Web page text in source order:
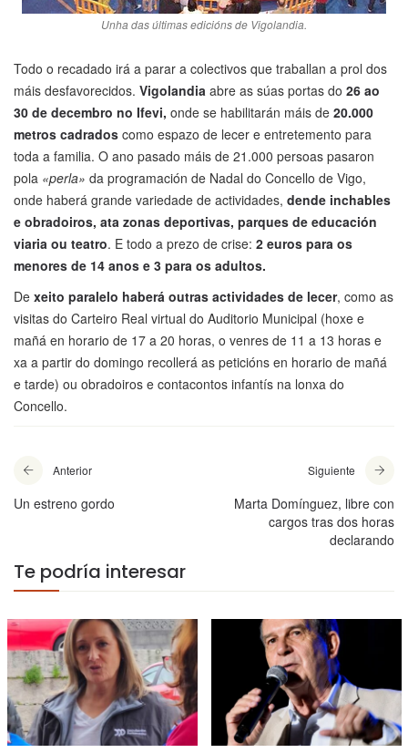
Unha das últimas edicións de Vigolandia.
Todo o recadado irá a parar a colectivos que traballan a prol dos
máis desfavorecidos. Vigolandia abre as súas portas do 26 ao
30 de decembro no Ifevi, onde se habilitarán máis de 20.000
metros cadrados como espazo de lecer e entretemento para
toda a familia. O ano pasado máis de 21.000 persoas pasaron
pola «perla» da programación de Nadal do Concello de Vigo,
onde haberá grande variedade de actividades, dende inchables
e obradoiros, ata zonas deportivas, parques de educación
viaria ou teatro. E todo a prezo de crise: 2 euros para os
menores de 14 anos e 3 para os adultos.
De xeito paralelo haberá outras actividades de lecer, como as
visitas do Carteiro Real virtual do Auditorio Municipal (hoxe e
mañá en horario de 17 a 20 horas, o venres de 11 a 13 horas e
xa a partir do domingo recollerá as peticións en horario de mañá
e tarde) ou obradoiros e contacontos infantís na lonxa do
Concello.
Anterior
Un estreno gordo
Siguiente
Marta Domínguez, libre con
cargos tras dos horas
declarando
Te podría interesar